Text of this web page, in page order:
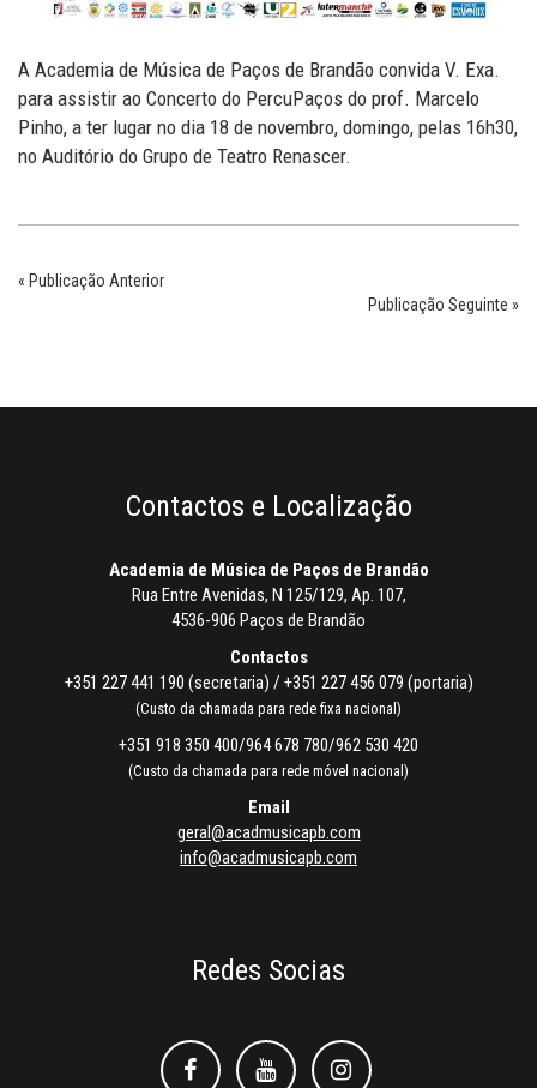
A Academia de Música de Paços de Brandão convida V. Exa.
para assistir ao Concerto do PercuPaços do prof. Marcelo
Pinho, a ter lugar no dia 18 de novembro, domingo, pelas 16h30,
no Auditório do Grupo de Teatro Renascer.
« Publicação Anterior
Publicação Seguinte »
Contactos e Localização
Academia de Música de Paços de Brandão
Rua Entre Avenidas, N 125/129, Ap. 107,
4536-906 Paços de Brandão
Contactos
+351 227 441 190 (secretaria) / +351 227 456 079 (portaria)
(Custo da chamada para rede fixa nacional)
+351 918 350 400/964 678 780/962 530 420
(Custo da chamada para rede móvel nacional)
Email
geral@acadmusicapb.com
info@acadmusicapb.com
Redes Socias
FacebookFacebookInstagram